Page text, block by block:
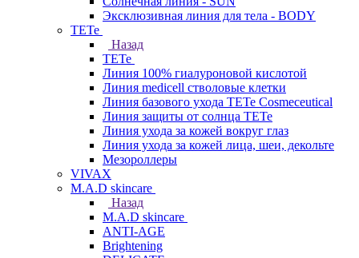
Эксклюзивная линия для тела - BODY
TETe
Назад
TETe
Линия 100% гиалуроновой кислотой
Линия medicell стволовые клетки
Линия базового ухода TETe Cosmeceutical
Линия защиты от солнца TETe
Линия ухода за кожей вокруг глаз
Линия ухода за кожей лица, шеи, декольте
Мезороллеры
VIVAX
M.A.D skincare
Назад
M.A.D skincare
ANTI-AGE
Brightening